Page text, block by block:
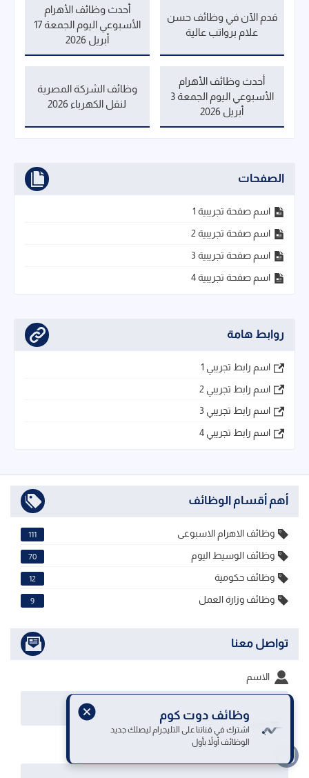
وظائف دوت كوم
اشترك في قناتنا على التليجرام ليصلك جديد
الوظائف أولاً بأول
قدم الآن في وظائف حسن
علام برواتب عالية
أحدث وظائف الأهرام
الأسبوعي اليوم الجمعة 17
أبريل 2026
أحدث وظائف الأهرام
الأسبوعي اليوم الجمعة 3
أبريل 2026
وظائف الشركة المصرية
لنقل الكهرباء 2026
الصفحات
اسم صفحة تجريبية 1
اسم صفحة تجريبية 2
اسم صفحة تجريبية 3
اسم صفحة تجريبية 4
روابط هامة
اسم رابط تجريبي 1
اسم رابط تجريبي 2
اسم رابط تجريبي 3
اسم رابط تجريبي 4
أهم أقسام الوظائف
وظائف الاهرام الاسبوعى 111
وظائف الوسيط اليوم 70
وظائف حكومية 12
وظائف وزارة العمل 9
تواصل معنا
الاسم
البريد الإلكتروني *